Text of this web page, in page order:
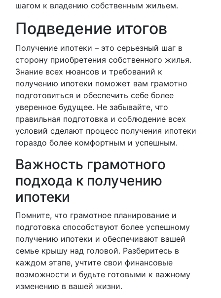
шагом к владению собственным жильем.
Подведение итогов
Получение ипотеки – это серьезный шаг в
сторону приобретения собственного жилья.
Знание всех нюансов и требований к
получению ипотеки поможет вам грамотно
подготовиться и обеспечить себе более
уверенное будущее. Не забывайте, что
правильная подготовка и соблюдение всех
условий сделают процесс получения ипотеки
гораздо более комфортным и успешным.
Важность грамотного
подхода к получению
ипотеки
Помните, что грамотное планирование и
подготовка способствуют более успешному
получению ипотеки и обеспечивают вашей
семье крышу над головой. Разберитесь в
каждом этапе, учтите свои финансовые
возможности и будьте готовыми к важному
изменению в вашей жизни.